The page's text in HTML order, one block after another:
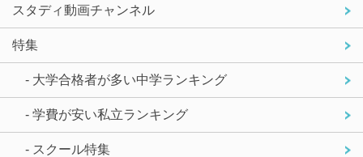
スタディ動画チャンネル
特集
- 大学合格者が多い中学ランキング
- 学費が安い私立ランキング
- スクール特集